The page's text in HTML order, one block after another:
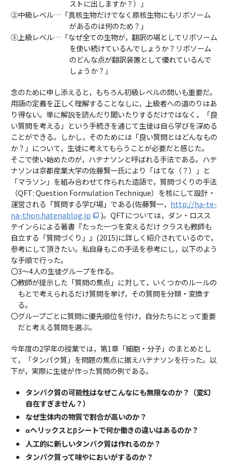
ストに出しますか？）」
②中級レベル…「真核生物だけでなく原核生物にもリボソーム
があるのは何のため？」
③上級レベル…「なぜ全ての生物が，翻訳の場としてリボソーム
を使い続けているんでしょうか？リボソーム
のどんな点が翻訳装置として優れているんで
しょうか？」
念のために申し添えると，もちろん初級レベルの問いも重要だ。
用語の定義を正しく理解することなしに，上級者への道のりはあ
り得ない。単に解説を読んだり聞いたりするだけではなく，「良
い質問を考える」という手続きを通じて生徒は自ら学びを深める
ことができる。しかし，そのためには「良い質問とはどんなもの
か？」について，生徒に考えてもらうことが必要だと感じた。
そこで使い始めたのが，ハテナソンと呼ばれる手法である。ハテ
ナソンは京都産業大学の佐藤賢一氏により「はてな（？）」と
「マラソン」を組み合わせて作られた造語で，質問づくりの手法
（QFT: Question Formulation Technique）を核にして設計・
運営される「質問する学び場」である(佐藤賢一， http://ha-te-
na-thon.hatenablog.jp
)。QFTについては，ダン・ロスス
テインらによる著書『たった一つを変えるだけ クラスも教師も
自立する「質問づくり」』(2015)に詳しく紹介されているので，
参考にして頂きたい。私自身もこの手法を参考にし，以下のよう
な手順で行った。
〇3～4人の生徒グループを作る。
〇教師が提示した「質問の焦点」に対して，いくつかのルールの
もとで考えられるだけ質問を挙げ，その質問を分類・変換す
る。
〇グループごとに質問に優先順位を付け，自分たちにとって重要
だと考える質問を選ぶ。
今年度の2学年の授業では，第1章「細胞・分子」のまとめとし
て，「タンパク質」を問題の焦点に据えハテナソンを行った。以
下が，実際に生徒が作った質問の例である。
タンパク質の可能性はなぜこんなにも無限なのか？（変幻
自在すぎません？）
なぜ生体内の物質で割合が高いのか？
αヘリックスとβシートで何か働きの違いはあるのか？
人工的に新しいタンパク質は作れるのか？
タンパク質って味やにおいがするのか？